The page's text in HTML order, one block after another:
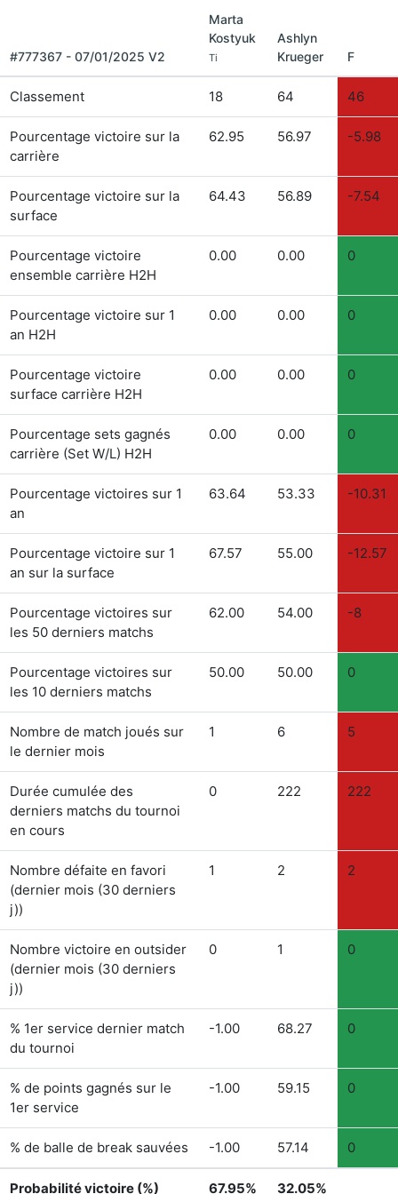
#777367 - 07/01/2025 V2
Marta
Kostyuk
Ti
Ashlyn
Krueger
F
Classement 18 64 46
Pourcentage victoire sur la
carrière
62.95 56.97 -5.98
Pourcentage victoire sur la
surface
64.43 56.89 -7.54
Pourcentage victoire
ensemble carrière H2H
0.00 0.00 0
Pourcentage victoire sur 1
an H2H
0.00 0.00 0
Pourcentage victoire
surface carrière H2H
0.00 0.00 0
Pourcentage sets gagnés
carrière (Set W/L) H2H
0.00 0.00 0
Pourcentage victoires sur 1
an
63.64 53.33 -10.31
Pourcentage victoire sur 1
an sur la surface
67.57 55.00 -12.57
Pourcentage victoires sur
les 50 derniers matchs
62.00 54.00 -8
Pourcentage victoires sur
les 10 derniers matchs
50.00 50.00 0
Nombre de match joués sur
le dernier mois
1 6 5
Durée cumulée des
derniers matchs du tournoi
en cours
0 222 222
Nombre défaite en favori
(dernier mois (30 derniers
j))
1 2 2
Nombre victoire en outsider
(dernier mois (30 derniers
j))
0 1 0
% 1er service dernier match
du tournoi
-1.00 68.27 0
% de points gagnés sur le
1er service
-1.00 59.15 0
% de balle de break sauvées -1.00 57.14 0
Probabilité victoire (%) 67.95% 32.05%